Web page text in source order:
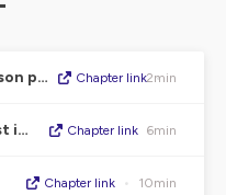
L'univers de Paul : son blog, son podcast et ses guides de voyage Chapter link •
2min
La France Baladeuse, podcast immersif Chapter link •
6min
Chapter link • 10min